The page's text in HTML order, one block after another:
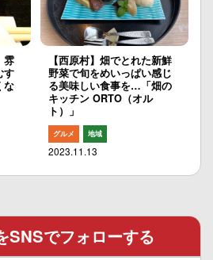
雰
す
な
【西原村】畑でとれた新鮮
野菜で旬をめいっぱい感じ
る美味しい食事を…「畑の
キッチン ORTO（オル
ト）」
グルメ 地域
2023.11.13
SNSでフォローする